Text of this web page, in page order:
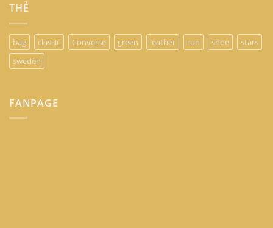
THẺ
bag classic Converse green leather run shoe
stars
sweden
FANPAGE